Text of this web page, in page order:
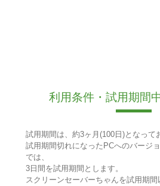
利用条件・試用期間
試用期間は、約3ヶ月(100日)となって
試用期間切れになったPCへのバージ
では、
3日間を試用期間とします。
スクリーンセーバーちゃんを試用期